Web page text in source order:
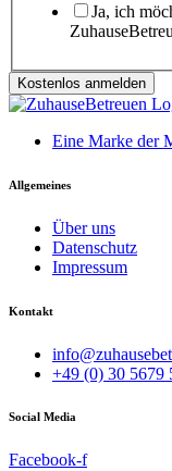
Ja, ich
Kostenlos anmelden
Eine Marke der
Allgemeines
Über uns
Datenschutz
Impressum
Kontakt
+49 (0) 30 5679
Social Media
Facebook-f